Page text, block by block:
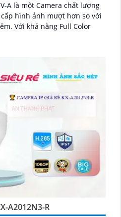
A là một Camera chất lượng
hình ảnh mượt hơn so với
Color
A2012N3-R